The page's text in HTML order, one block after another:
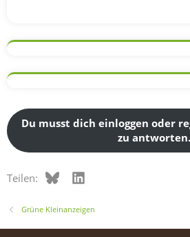
Du musst dich einloggen oder
zu antworten.
Teilen: BlueskyLinkedIn
Grüne Kleinanzeigen